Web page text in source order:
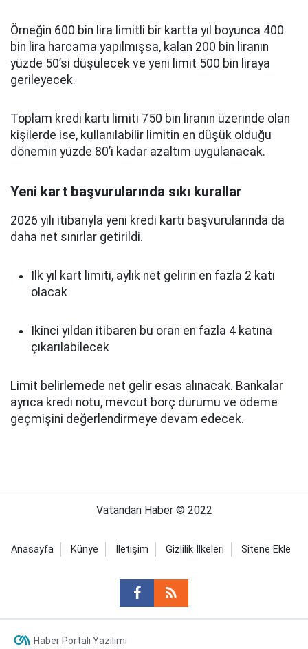
Örneğin 600 bin lira limitli bir kartta yıl boyunca 400
bin lira harcama yapılmışsa, kalan 200 bin liranın
yüzde 50’si düşülecek ve yeni limit 500 bin liraya
gerileyecek.
Toplam kredi kartı limiti 750 bin liranın üzerinde olan
kişilerde ise, kullanılabilir limitin en düşük olduğu
dönemin yüzde 80’i kadar azaltım uygulanacak.
Yeni kart başvurularında sıkı kurallar
2026 yılı itibarıyla yeni kredi kartı başvurularında da
daha net sınırlar getirildi.
İlk yıl kart limiti, aylık net gelirin en fazla 2 katı
olacak
İkinci yıldan itibaren bu oran en fazla 4 katına
çıkarılabilecek
Limit belirlemede net gelir esas alınacak. Bankalar
ayrıca kredi notu, mevcut borç durumu ve ödeme
geçmişini değerlendirmeye devam edecek.
Vatandan Haber © 2022
Anasayfa Künye İletişim Gizlilik İlkeleri Sitene Ekle
Haber Portalı Yazılımı